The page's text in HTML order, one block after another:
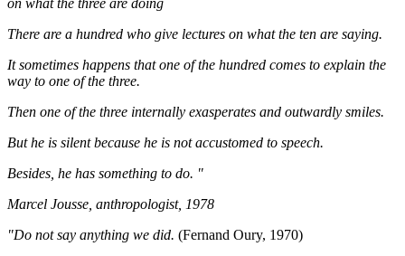
There are a hundred who give lectures on what the ten are saying.
It sometimes happens that one of the hundred comes to explain the
way to one of the three.
Then one of the three internally exasperates and outwardly smiles.
But he is silent because he is not accustomed to speech.
Besides, he has something to do. "
Marcel Jousse, anthropologist, 1978
"Do not say anything we did. (Fernand Oury, 1970)